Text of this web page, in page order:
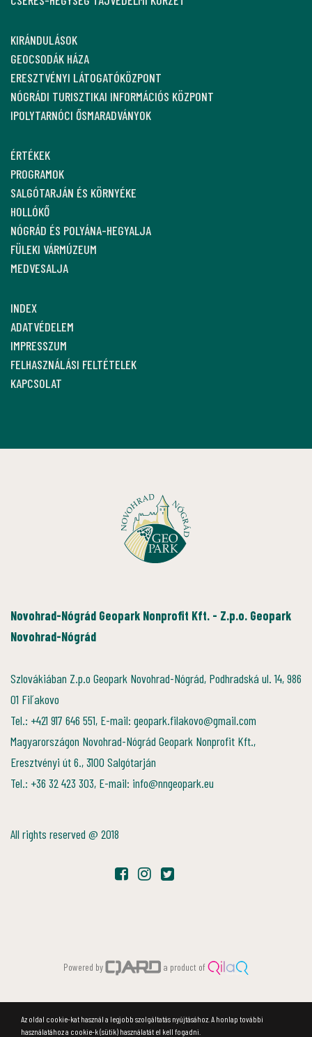
KIRÁNDULÁSOK
GEOCSODÁK HÁZA
ERESZTVÉNYI LÁTOGATÓKÖZPONT
NÓGRÁDI TURISZTIKAI INFORMÁCIÓS KÖZPONT
IPOLYTARNÓCI ŐSMARADVÁNYOK
ÉRTÉKEK
PROGRAMOK
SALGÓTARJÁN ÉS KÖRNYÉKE
HOLLÓKŐ
NÓGRÁD ÉS POLYÁNA-HEGYALJA
FÜLEKI VÁRMÚZEUM
MEDVESALJA
INDEX
ADATVÉDELEM
IMPRESSZUM
FELHASZNÁLÁSI FELTÉTELEK
KAPCSOLAT
Novohrad-Nógrád Geopark Nonprofit Kft. - Z.p.o. Geopark
Novohrad-Nógrád
Szlovákiában Z.p.o Geopark Novohrad-Nógrád, Podhradská ul. 14, 986
01 Fiľakovo
Tel.: +421 917 646 551, E-mail: geopark.filakovo@gmail.com
Magyarországon Novohrad-Nógrád Geopark Nonprofit Kft.,
Eresztvényi út 6., 3100 Salgótarján
Tel.: +36 32 423 303, E-mail: info@nngeopark.eu
All rights reserved @ 2018
Powered by a product of
Az oldal cookie-kat használ a legjobb szolgáltatás nyújtásához. A honlap további
használatához a cookie-k (sütik) használatát el kell fogadni.